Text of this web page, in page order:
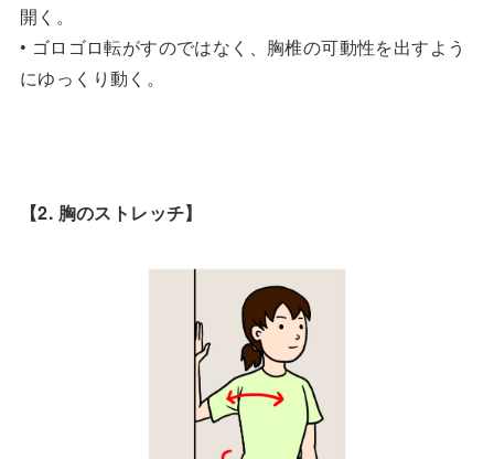
開く。
• ゴロゴロ転がすのではなく、胸椎の可動性を出すよう
にゆっくり動く。
【2. 胸のストレッチ】